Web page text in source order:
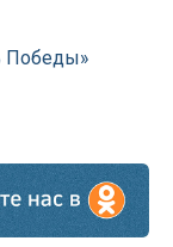
Победы»